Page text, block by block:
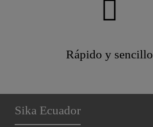
Rápido y sencillo
Sika Ecuador